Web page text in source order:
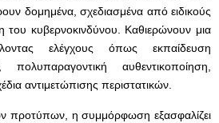
δομημένα, σχεδιασμένα από ειδικούς
του κυβερνοκινδύνου. Καθιερώνουν μια
ελέγχους όπως εκπαίδευση
αυθεντικοποίηση,
αντιμετώπισης περιστατικών.
προτύπων, η συμμόρφωση εξασφαλίζει